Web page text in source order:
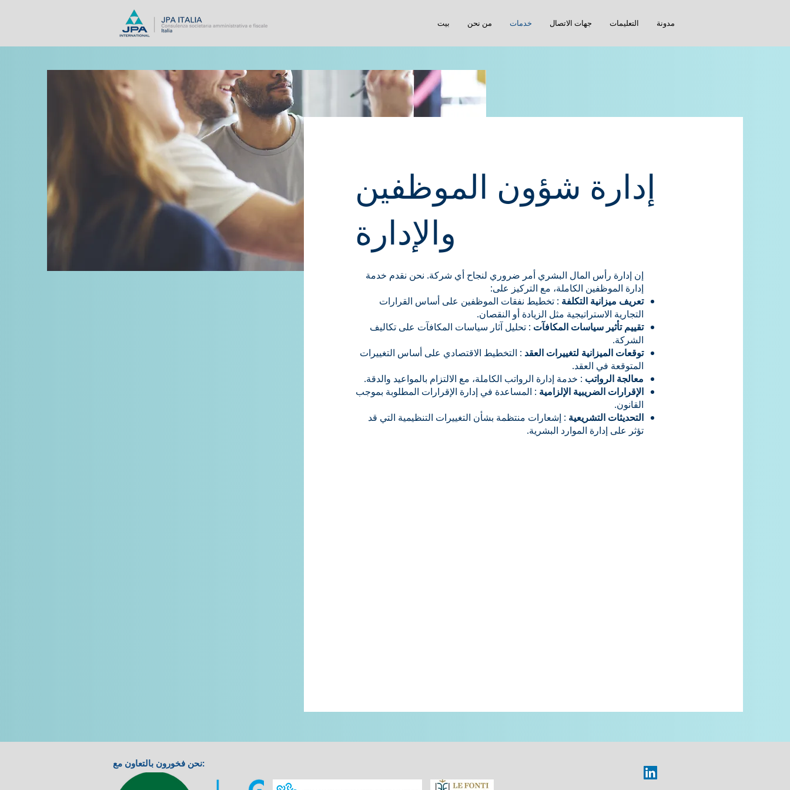
بيت من نحن خدمات جهات الاتصال التعليمات مدونة
إدارة شؤون الموظفين
والإدارة
إن إدارة رأس المال البشري أمر ضروري لنجاح أي شركة. نحن نقدم خدمة
إدارة الموظفين الكاملة، مع التركيز على:
تعريف ميزانية التكلفة : تخطيط نفقات الموظفين على أساس القرارات
التجارية الاستراتيجية مثل الزيادة أو النقصان.
تقييم تأثير سياسات المكافآت : تحليل آثار سياسات المكافآت على تكاليف
الشركة.
توقعات الميزانية لتغييرات العقد : التخطيط الاقتصادي على أساس التغييرات
المتوقعة في العقد.
معالجة الرواتب : خدمة إدارة الرواتب الكاملة، مع الالتزام بالمواعيد والدقة.
الإقرارات الضريبية الإلزامية : المساعدة في إدارة الإقرارات المطلوبة بموجب
القانون.
التحديثات التشريعية : إشعارات منتظمة بشأن التغييرات التنظيمية التي قد
تؤثر على إدارة الموارد البشرية.
نحن فخورون بالتعاون مع: